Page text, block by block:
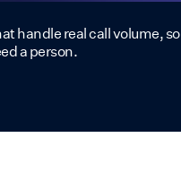
handle real call volume, so
a person.